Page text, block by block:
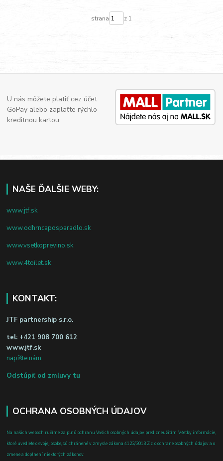
strana z 1
U nás môžete platiť cez účet
GoPay alebo zaplaťte rýchlo
kreditnou kartou.
NAŠE ĎALŠIE WEBY:
www.jtf.sk
www.odhrncaposparadlo.sk
www.vsetkoprevino.sk
www.4toilet.sk
KONTAKT:
JTF partnership s.r.o.
tel: +421 908 700 612
www.jtf.sk
napíšte nám
Odstúpiť od zmluvy tu
OCHRANA OSOBNÝCH ÚDAJOV
Na našich weboch ručíme za plnú ochranu Vašich osobných údajov pred zneužitím. Všetky informácie,
ktoré uvediete o svojej osobe, sú chránené v zmysle zákona č.122/2013 Z.z. o ochrane osobných údajov a o
zmene a doplnení niektorých zákonov.